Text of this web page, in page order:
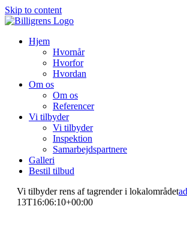
Skip to content
Hjem
Hvornår
Hvorfor
Hvordan
Om os
Om os
Referencer
Vi tilbyder
Vi tilbyder
Inspektion
Samarbejdspartnere
Galleri
Bestil tilbud
Vi tilbyder rens af tagrender i lokalområdet
13T16:06:10+00:00